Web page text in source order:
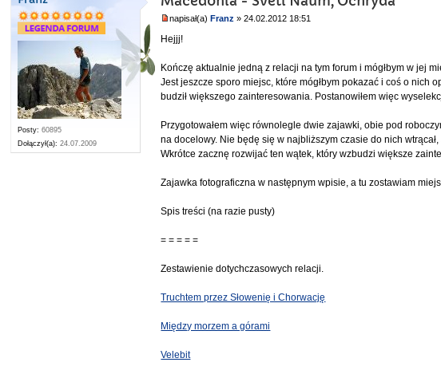
Posty: 60895
Dołączył(a): 24.07.2009
napisał(a)Franz » 24.02.2012 18:51
Hejjj!
Kończę aktualnie jedną z relacji na tym forum i mógłbym w jej
Jest jeszcze sporo miejsc, które mógłbym pokazać i coś o nich
budził większego zainteresowania. Postanowiłem więc
Przygotowałem więc równolegle dwie zajawki, obie pod
na docelowy. Nie będę się w najbliższym czasie do nich
Wkrótce zacznę rozwijać ten wątek, który wzbudzi większe
Zajawka fotograficzna w następnym wpisie, a tu zostawiam
Spis treści (na razie pusty)
= = = = =
Zestawienie dotychczasowych relacji.
Truchtem przez Słowenię i Chorwację
Między morzem a górami
Velebit